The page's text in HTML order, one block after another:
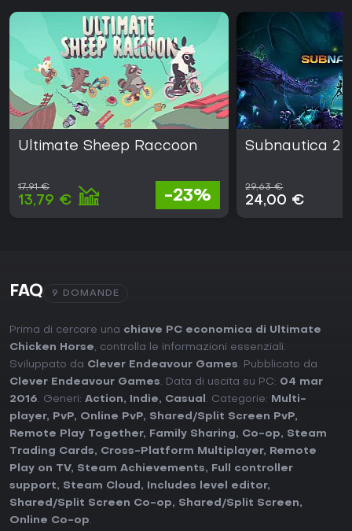
Ultimate Sheep Raccoon
17,91 €
13,79 € -23%
Subnautica 2
29,63 €
24,00 €
FAQ 9 DOMANDE
Prima di cercare una chiave PC economica di Ultimate
Chicken Horse, controlla le informazioni essenziali.
Sviluppato da Clever Endeavour Games. Pubblicato da
Clever Endeavour Games. Data di uscita su PC: 04 mar
2016. Generi: Action, Indie, Casual . Categorie:
Multi-
player, PvP, Online PvP, Shared/Split Screen PvP,
Remote Play Together, Family Sharing, Co-op, Steam
Trading Cards, Cross-Platform Multiplayer,
Remote
Play on TV, Steam Achievements,
Full controller
support, Steam Cloud , Includes level editor,
Shared/Split Screen Co-op, Shared/Split Screen,
Online Co-op.